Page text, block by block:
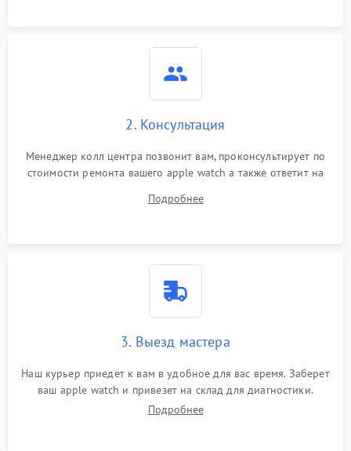
2. Консультация
Менеджер колл центра позвонит вам, проконсультирует по
стоимости ремонта вашего apple watch а также ответит на
Подробнее
3. Выезд мастера
Наш курьер приедет к вам в удобное для вас время. Заберет
ваш apple watch и привезет на склад для диагностики.
Подробнее